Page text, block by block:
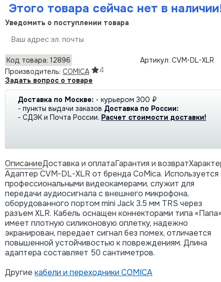
Этого товара сейчас нет в
Уведомить о поступлении товара
Код товара: 12896
Артикул: CVM-DL-XLR
Производитель: COMICA
4
Задать вопрос о товаре
Доставка по Москве: - курьером 300 ₽
- пункты выдачи заказов Доставка по России:
- СДЭК и Почта России. Расчет стоимости доставки!
ОписаниеДоставка и оплатаГарантия и возврат
Адаптер CVM-DL-XLR от бренда CoMica. Используется
профессиональными видеокамерами, служит для
передачи аудиосигнала с внешнего микрофона,
оборудованного портом mini Jack 3.5 мм TRS через
разъем XLR. Кабель оснащен коннекторами типа
имеет плотную силиконовую оплетку, надежно
экранирован, передает сигнал без помех, отличается
повышенной устойчивостью к повреждениям. Длина
адаптера составляет 50 сантиметров.
Другие кабели и переходники COMICA